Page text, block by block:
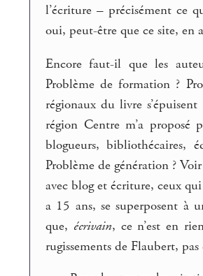
l’écriture – précisément ce
oui, peut-être que ce site, en
Encore faut-il que les
Problème de formation ?
régionaux du livre
région Centre m’a
blogueurs, bibliothécaires,
Problème de génération ?
avec blog et écriture, ceux
a 15 ans, se superposent à
que, écrivain, ce n’est en
rugissements de Flaubert,